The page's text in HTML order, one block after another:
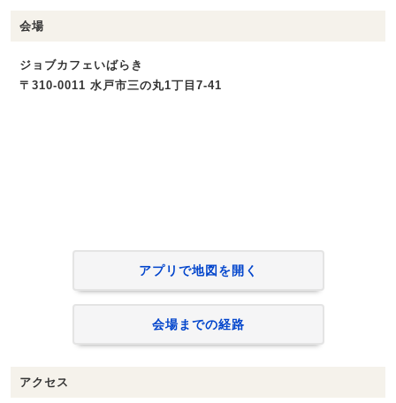
会場
ジョブカフェいばらき
〒310-0011 水戸市三の丸1丁目7-41
アプリで地図を開く
会場までの経路
アクセス